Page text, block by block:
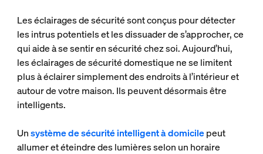
Les éclairages de sécurité sont conçus pour détecter
les intrus potentiels et les dissuader de s’approcher, ce
qui aide à se sentir en sécurité chez soi. Aujourd’hui,
les éclairages de sécurité domestique ne se limitent
plus à éclairer simplement des endroits à l’intérieur et
autour de votre maison. Ils peuvent désormais être
intelligents.
Unsystème de sécurité intelligent à domicilepeut
allumer et éteindre des lumières selon un horaire